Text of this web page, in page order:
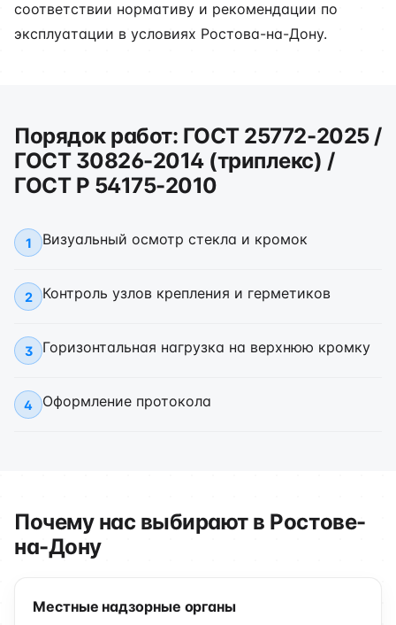
соответствии нормативу и рекомендации по
эксплуатации в условиях Ростова-на-Дону.
Порядок работ: ГОСТ 25772-2025 /
ГОСТ 30826-2014 (триплекс) /
ГОСТ Р 54175-2010
1 Визуальный осмотр стекла и кромок
2 Контроль узлов крепления и герметиков
3 Горизонтальная нагрузка на верхнюю кромку
4 Оформление протокола
Почему нас выбирают в Ростове-
на-Дону
Местные надзорные органы